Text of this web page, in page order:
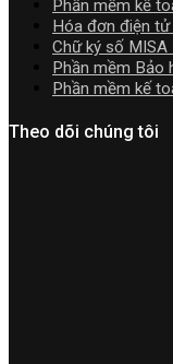
Phần mềm kế
Hóa đơn điện tử
Chữ ký số MISA
Phần mềm Bảo
Phần mềm kế
Theo dõi chúng tôi